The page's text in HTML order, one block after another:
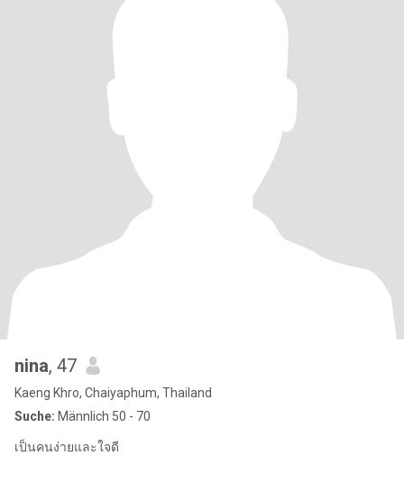
nina, 47
Kaeng Khro, Chaiyaphum, Thailand
Suche: Männlich 50 - 70
เป็นคนง่ายและใจดี